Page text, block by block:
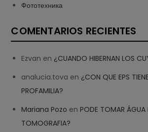
Фототехника
COMENTARIOS RECIENTES
Ezvan en ¿CUANDO HIBERNAN LOS
analucia.tova en ¿CON QUE EPS
PROFAMILIA?
Mariana Pozo enPODE TOMAR ÁGUA
TOMOGRAFIA?